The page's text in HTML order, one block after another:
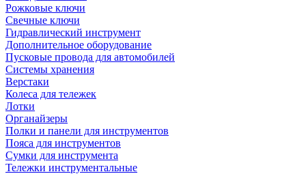
Рожковые ключи
Свечные ключи
Гидравлический инструмент
Дополнительное оборудование
Пусковые провода для автомобилей
Системы хранения
Верстаки
Колеса для тележек
Лотки
Органайзеры
Полки и панели для инструментов
Пояса для инструментов
Сумки для инструмента
Тележки инструментальные